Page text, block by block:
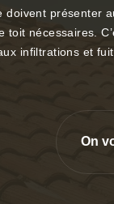
doivent présenter
toit nécessaires.
infiltrations et
On